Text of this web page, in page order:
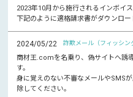
2023年10月から施行されるインボイ
下記のように適格請求書がダウンロー
2024/05/22 詐欺メール（フィッシン
商材王.comを名乗り、偽サイトへ誘
す。
身に覚えのない不審なメールやSMS
除してください。